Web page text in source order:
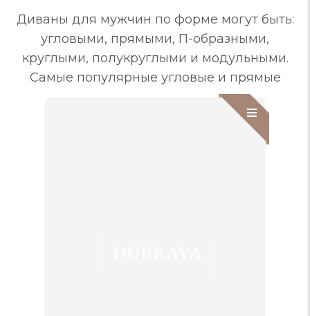
Диваны для мужчин по форме могут быть:
угловыми, прямыми, П-образными,
круглыми, полукруглыми и модульными.
Самые популярные угловые и прямые